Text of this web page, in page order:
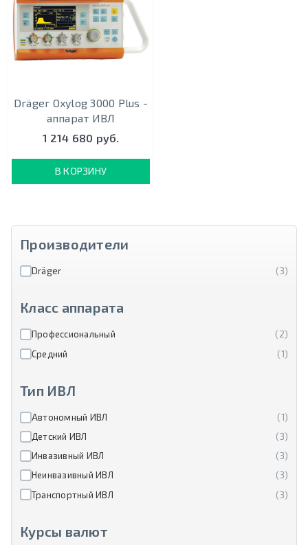
Dräger Oxylog 3000 Plus -
аппарат ИВЛ
1 214 680 руб.
В КОРЗИНУ
Производители
Dräger (3)
Класс аппарата
Профессиональный
(2)
Средний
(1)
Тип ИВЛ
Автономный ИВЛ
(1)
Детский ИВЛ
(3)
Инвазивный ИВЛ
(3)
Неинвазивный ИВЛ
(3)
Транспортный ИВЛ
(3)
Курсы валют